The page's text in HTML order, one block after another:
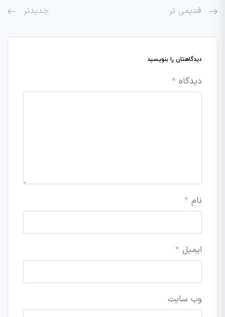
قدیمی تر جدیدتر
دیدگاهتان را بنویسید
دیدگاه *
نام *
ایمیل *
وب‌ سایت